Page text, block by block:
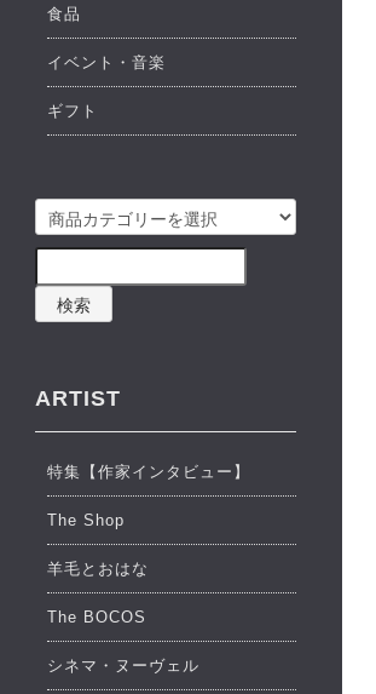
食品
イベント・音楽
ギフト
検索
ARTIST
特集【作家インタビュー】
The Shop
羊毛とおはな
The BOCOS
シネマ・ヌーヴェル